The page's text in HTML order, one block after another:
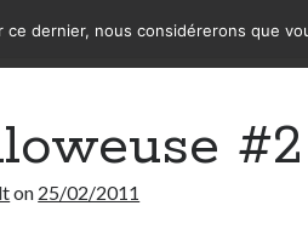
#2
on 25/02/2011
dernier, nous considérerons que